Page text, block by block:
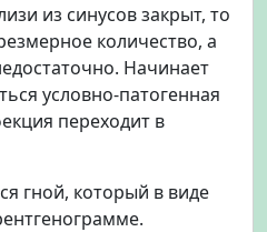
из синусов закрыт, то
количество, а
Начинает
условно-патогенная
переходит в
гной, который в виде